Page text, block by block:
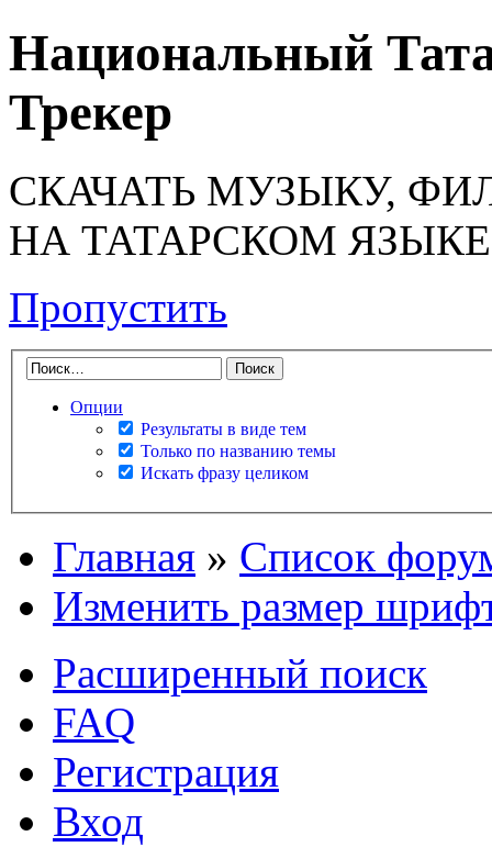
Национальный
Трекер
СКАЧАТЬ МУЗЫКУ,
НА ТАТАРСКОМ ЯЗЫКЕ
Пропустить
Опции
Результаты в виде тем
Только по названию темы
Искать фразу целиком
Главная » Список
Изменить размер
Расширенный поиск
FAQ
Регистрация
Вход